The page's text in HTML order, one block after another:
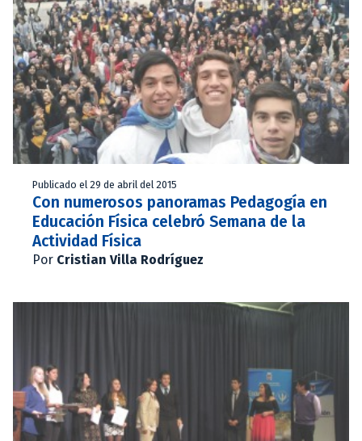
Publicado el 29 de abril del 2015
Con numerosos panoramas Pedagogía en
Educación Física celebró Semana de la
Actividad Física
Por Cristian Villa Rodríguez